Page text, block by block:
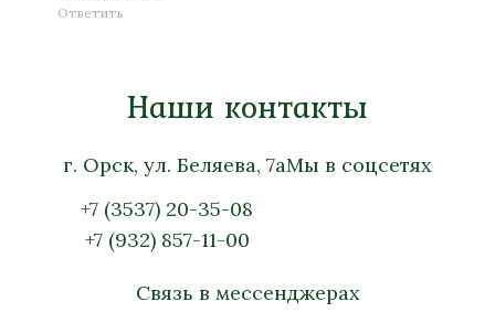
Ответить
Наши контакты
г. Орск, ул. Беляева, 7а
+7 (3537) 20-35-08
+7 (932) 857-11-00
Мы в соцсетях
Связь в мессенджерах